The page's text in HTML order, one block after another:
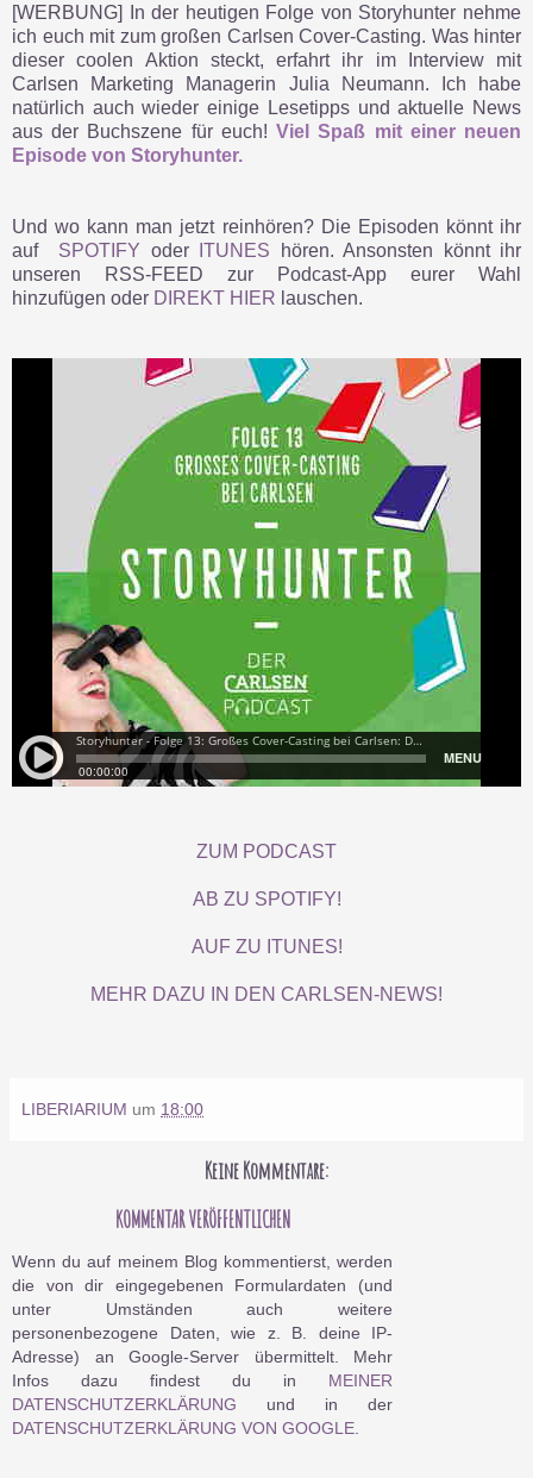
[WERBUNG]
In der heutigen Folge von Storyhunter nehme
ich euch mit zum großen Carlsen Cover-Casting. Was hinter
dieser coolen Aktion steckt, erfahrt ihr im Interview mit
Carlsen Marketing Managerin Julia Neumann. Ich habe
natürlich auch wieder einige Lesetipps und aktuelle News
aus der Buchszene für euch!Viel Spaß mit einer neuen
Episode von Storyhunter.
Und wo kann man jetzt reinhören? Die Episoden könnt ihr
auf SPOTIFY oder ITUNES hören. Ansonsten könnt ihr
unseren RSS-FEED zur Podcast-App eurer Wahl
hinzufügen oder DIREKT HIER lauschen.
ZUM PODCAST
AB ZU SPOTIFY!
AUF ZU ITUNES!
MEHR DAZU IN DEN CARLSEN-NEWS!
LIBERIARIUM um 18:00
Keine Kommentare:
KOMMENTAR VERÖFFENTLICHEN
Wenn du auf meinem Blog kommentierst, werden
die von dir eingegebenen Formulardaten (und
unter Umständen auch weitere
personenbezogene Daten, wie z. B. deine IP-
Adresse) an Google-Server übermittelt. Mehr
Infos dazu findest du in MEINER
DATENSCHUTZERKLÄRUNG und in der
DATENSCHUTZERKLÄRUNG VON GOOGLE